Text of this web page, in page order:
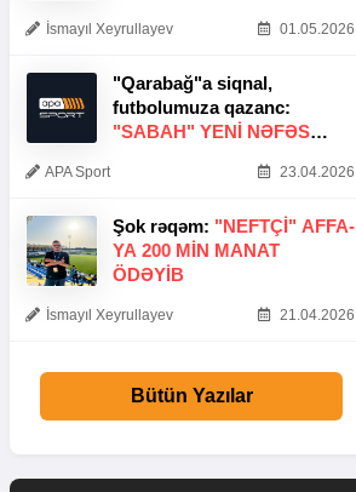
İsmayıl Xeyrullayev 01.05.2026
"Qarabağ"a siqnal,
futbolumuza qazanc:
"SABAH" YENI NƏFƏS
APA Sport 23.04.2026
Şok rəqəm: "NEFTÇI" AFFA-
YA 200 MIN MANAT
ÖDƏYIB
İsmayıl Xeyrullayev 21.04.2026
Bütün Yazılar